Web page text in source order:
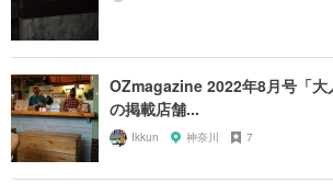
OZmagazine 2022年8月号「大
の掲載店舗...
Ikkun 神奈川 7